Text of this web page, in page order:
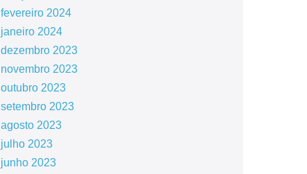
fevereiro 2024
janeiro 2024
dezembro 2023
novembro 2023
outubro 2023
setembro 2023
agosto 2023
julho 2023
junho 2023